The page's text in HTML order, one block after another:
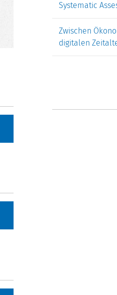
Systematic
Zwischen
digitalen